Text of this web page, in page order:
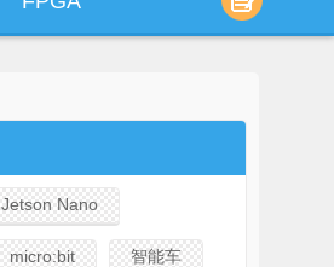
Jetson Nano
micro:bit 智能车